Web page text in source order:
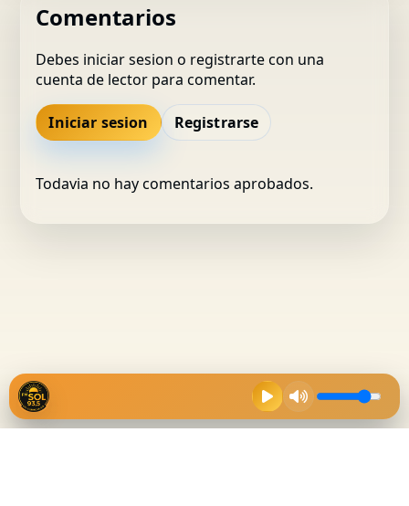
Comentarios
Debes iniciar sesion o registrarte con una
cuenta de lector para comentar.
Iniciar sesion Registrarse
Todavia no hay comentarios aprobados.